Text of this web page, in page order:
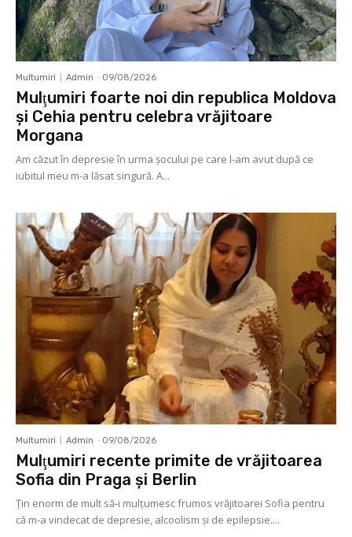
Multumiri Admin - 09/08/2026
Mulţumiri foarte noi din republica Moldova
și Cehia pentru celebra vrăjitoare
Morgana
Am căzut în depresie în urma șocului pe care l-am avut după ce
iubitul meu m-a lăsat singură. A...
Multumiri Admin - 09/08/2026
Mulţumiri recente primite de vrăjitoarea
Sofia din Praga și Berlin
Ţin enorm de mult să-i mulţumesc frumos vrăjitoarei Sofia pentru
că m-a vindecat de depresie, alcoolism şi de epilepsie....